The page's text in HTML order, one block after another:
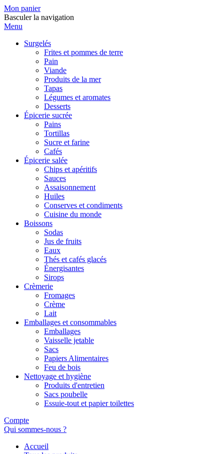
Mon panier
Basculer la navigation
Menu
Surgelés
Frites et pommes de terre
Pain
Viande
Produits de la mer
Tapas
Légumes et aromates
Desserts
Épicerie sucrée
Pains
Tortillas
Sucre et farine
Cafés
Épicerie salée
Chips et apéritifs
Sauces
Assaisonnement
Huiles
Conserves et condiments
Cuisine du monde
Boissons
Sodas
Jus de fruits
Eaux
Thés et cafés glacés
Énergisantes
Sirops
Crèmerie
Fromages
Crème
Lait
Emballages et consommables
Emballages
Vaisselle jetable
Sacs
Papiers Alimentaires
Feu de bois
Nettoyage et hygiène
Produits d'entretien
Sacs poubelle
Essuie-tout et papier toilettes
Compte
Qui sommes-nous ?
Accueil